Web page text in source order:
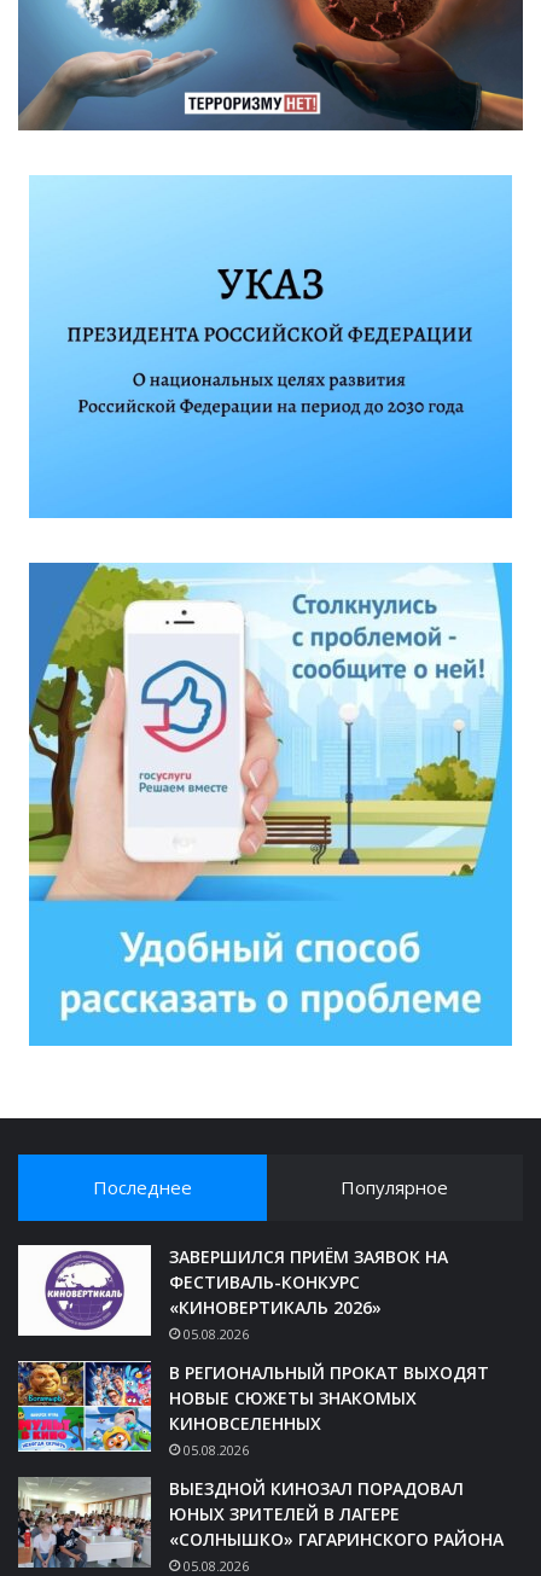
Последнее Популярное
ЗАВЕРШИЛСЯ ПРИЁМ ЗАЯВОК НА
ФЕСТИВАЛЬ-КОНКУРС
«КИНОВЕРТИКАЛЬ 2026»
05.08.2026
В РЕГИОНАЛЬНЫЙ ПРОКАТ ВЫХОДЯТ
НОВЫЕ СЮЖЕТЫ ЗНАКОМЫХ
КИНОВСЕЛЕННЫХ
05.08.2026
ВЫЕЗДНОЙ КИНОЗАЛ ПОРАДОВАЛ
ЮНЫХ ЗРИТЕЛЕЙ В ЛАГЕРЕ
«СОЛНЫШКО» ГАГАРИНСКОГО РАЙОНА
05.08.2026